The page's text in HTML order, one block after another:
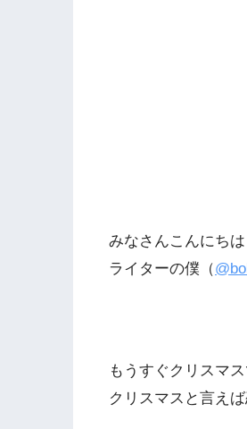
みなさんこんにちは
ライターの僕（
もうすぐクリスマス
クリスマスと言え